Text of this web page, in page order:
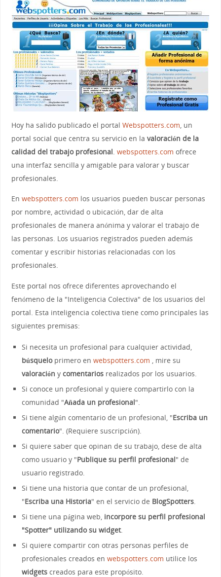
Hoy ha salido publicado el portal Webspotters.com, un
portal social que centra su servicio en la valoración de la
calidad del trabajo profesional. webspotters.com ofrece
una interfaz sencilla y amigable para valorar y buscar
profesionales.
En webspotters.com los usuarios pueden buscar personas
por nombre, actividad o ubicación, dar de alta
profesionales de manera anónima y valorar el trabajo de
las personas. Los usuarios registrados pueden además
comentar y escribir historias relacionadas con los
profesionales.
Este portal nos ofrece diferentes aprovechando el
fenómeno de la "Inteligencia Colectiva" de los usuarios del
portal. Esta inteligencia colectiva tiene como principales las
siguientes premisas:
Si necesita un profesional para cualquier actividad,
búsquelo primero enwebspotters.com , mire su
valoraciónycomentarios realizados por los usuarios.
Si conoce un profesional y quiere compartirlo con la
comunidad "Añada un profesional".
Si tiene algún comentario de un profesional, "Escriba un
comentario". (Requiere suscripción).
Si quiere saber que opinan de su trabajo, dese de alta
como usuario y "Publique su perfil profesional" de
usuario registrado.
Si tiene una historia que contar de un profesional,
"Escriba una Historia" en el servicio de BlogSpotters.
Si tiene una página web, incorpore su perfil profesional
"Spotter" utilizando su widget.
Si quiere compartir con otras personas perfiles de
profesionales creados enwebspotters.com utilice los
widgets creados para este propósito.